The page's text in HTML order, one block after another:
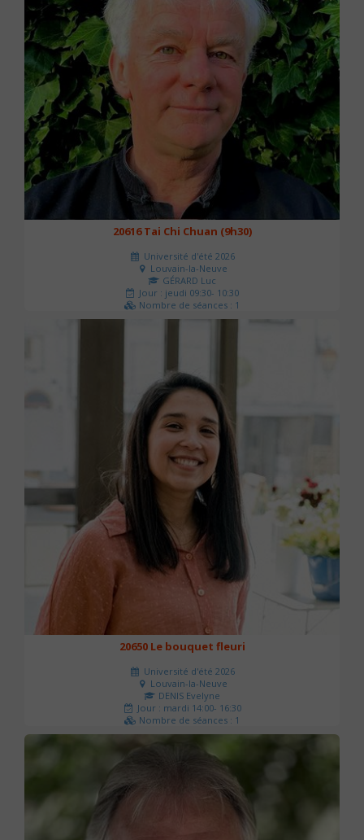
20616 Tai Chi Chuan (9h30)
Université d'été 2026
Louvain-la-Neuve
GÉRARD Luc
Jour : jeudi 09:30- 10:30
Nombre de séances : 1
20650 Le bouquet fleuri
Université d'été 2026
Louvain-la-Neuve
DENIS Evelyne
Jour : mardi 14:00- 16:30
Nombre de séances : 1
60 €